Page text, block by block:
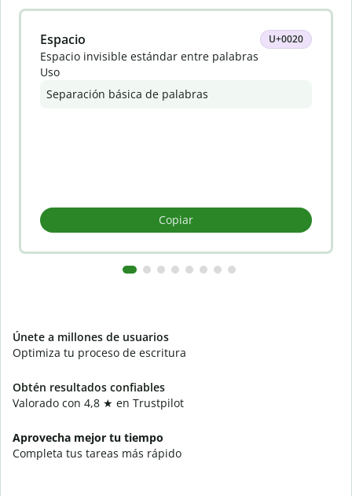
Slide 1 of 8
Espacio U+0020
Espacio invisible estándar entre palabras
Uso
Separación básica de palabras
Copiar
Únete a millones de usuarios
Optimiza tu proceso de escritura
Obtén resultados confiables
Valorado con 4,8 ★ en Trustpilot
Aprovecha mejor tu tiempo
Completa tus tareas más rápido